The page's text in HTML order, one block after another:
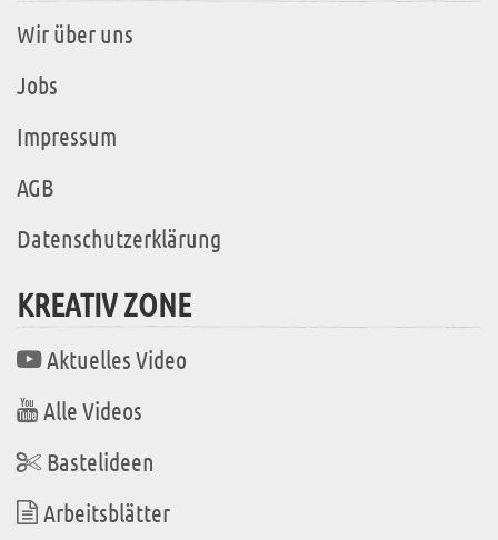
Wir über uns
Jobs
Impressum
AGB
Datenschutzerklärung
KREATIV ZONE
Aktuelles Video
Alle Videos
Bastelideen
Arbeitsblätter